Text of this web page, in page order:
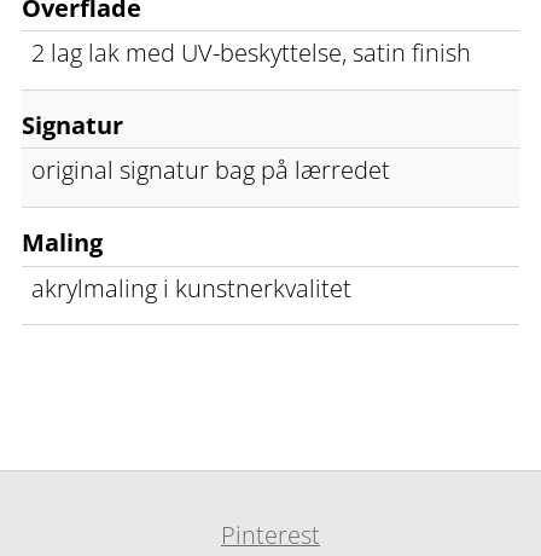
Overflade
2 lag lak med UV-beskyttelse, satin finish
Signatur
original signatur bag på lærredet
Maling
akrylmaling i kunstnerkvalitet
Pinterest